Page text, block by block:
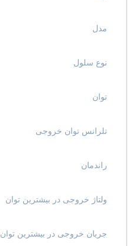
مدل
نوع سلول
توان
تلرانس توان خروجی
راندمان
ولتاژ خروجی در بیشترین توان
جریان خروجی در بیشترین توان